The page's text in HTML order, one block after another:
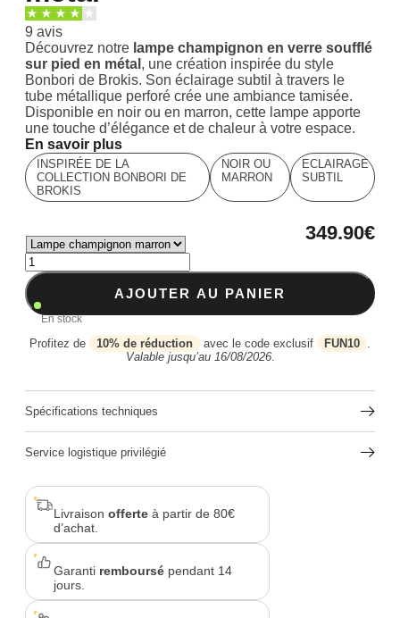
9 avis
Découvrez notre lampe champignon en verre soufflé
sur pied en métal , une création inspirée du style
Bonbori de Brokis. Son éclairage subtil à travers le
tube métallique perforé crée une ambiance tamisée.
Disponible en noir ou en marron, cette lampe apporte
une touche d’élégance et de chaleur à votre espace.
En savoir plus
INSPIRÉE DE LA
COLLECTION BONBORI DE
BROKIS
NOIR OU
MARRON
ECLAIRAGE
SUBTIL
349.90€
AJOUTER AU PANIER
En stock
Profitez de 10% de réduction avec le code exclusif FUN10 .
Valable jusqu’au 16/08/2026.
Spécifications techniques
Service logistique privilégié
Livraison offerteà partir de 80€
d’achat.
Garanti remboursépendant 14
jours.